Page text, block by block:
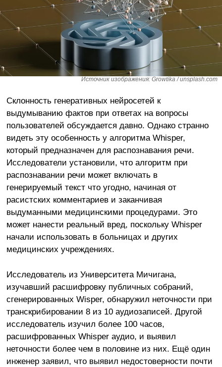
Источник изображения: Growtika / unsplash.com
Склонность генеративных нейросетей к
выдумыванию фактов при ответах на вопросы
пользователей обсуждается давно. Однако странно
видеть эту особенность у алгоритма Whisper,
который предназначен для распознавания речи.
Исследователи установили, что алгоритм при
распознавании речи может включать в
генерируемый текст что угодно, начиная от
расистских комментариев и заканчивая
выдуманными медицинскими процедурами. Это
может нанести реальный вред, поскольку Whisper
начали использовать в больницах и других
медицинских учреждениях.
Исследователь из Университета Мичигана,
изучавший расшифровку публичных собраний,
сгенерированных Wisper, обнаружил неточности при
транскрибировании 8 из 10 аудиозаписей. Другой
исследователь изучил более 100 часов,
расшифрованных Whisper аудио, и выявил
неточности более чем в половине из них. Ещё один
инженер заявил, что выявил недостоверности почти